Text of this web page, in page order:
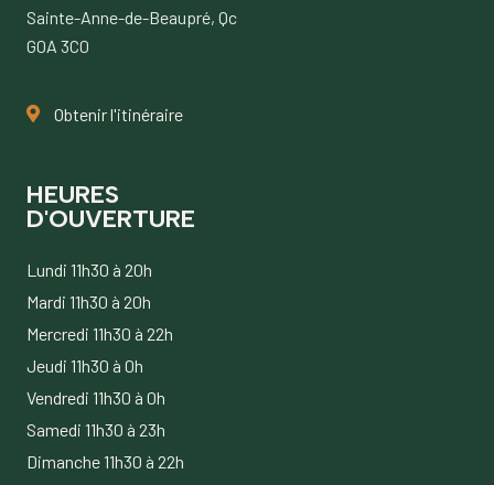
Sainte-Anne-de-Beaupré, Qc
G0A 3C0
Obtenir l'itinéraire
HEURES
D'OUVERTURE
Lundi 11h30 à 20h
Mardi 11h30 à 20h
Mercredi 11h30 à 22h
Jeudi 11h30 à 0h
Vendredi 11h30 à 0h
Samedi 11h30 à 23h
Dimanche 11h30 à 22h